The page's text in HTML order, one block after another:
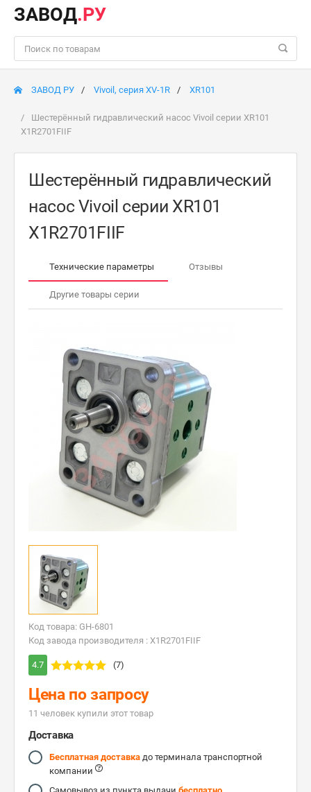
ЗАВОД.РУ
ЗАВОД РУ Vivoil, серия XV-1R XR101
Шестерённый гидравлический насос Vivoil серии XR101
X1R2701FIIF
Шестерённый гидравлический
насос Vivoil серии XR101
X1R2701FIIF
Технические параметры Отзывы
Другие товары серии
Код товара: GH-6801
Код завода производителя : X1R2701FIIF
4.7 (7)
Цена по запросу
11 человек купили этот товар
Доставка
Бесплатная доставка до терминала транспортной
компании